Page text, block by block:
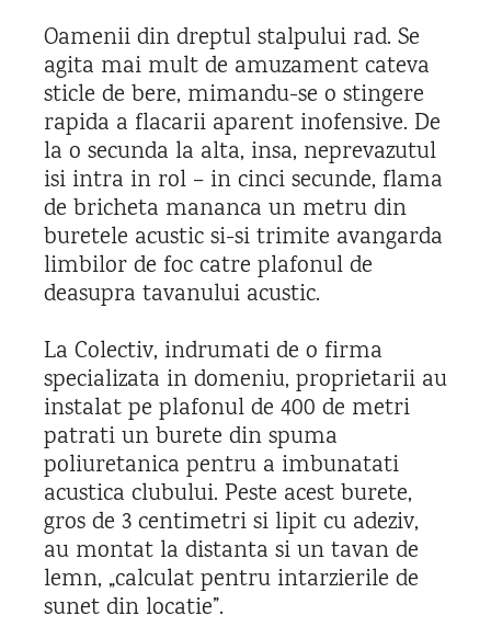
Oamenii din dreptul stalpului rad. Se
agita mai mult de amuzament cateva
sticle de bere, mimandu-se o stingere
rapida a flacarii aparent inofensive. De
la o secunda la alta, insa, neprevazutul
isi intra in rol – in cinci secunde, flama
de bricheta mananca un metru din
buretele acustic si-si trimite avangarda
limbilor de foc catre plafonul de
deasupra tavanului acustic.
La Colectiv, indrumati de o firma
specializata in domeniu, proprietarii au
instalat pe plafonul de 400 de metri
patrati un burete din spuma
poliuretanica pentru a imbunatati
acustica clubului. Peste acest burete,
gros de 3 centimetri si lipit cu adeziv,
au montat la distanta si un tavan de
lemn, „calculat pentru intarzierile de
sunet din locatie”.